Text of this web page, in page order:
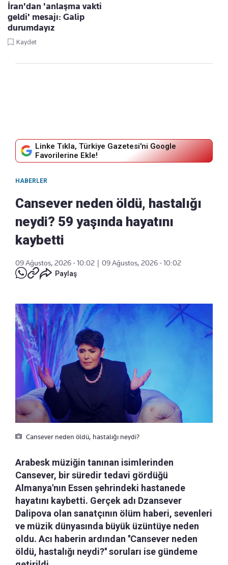
İran'dan 'anlaşma vakti
geldi' mesajı: Galip
durumdayız
Kaydet
Linke Tıkla, Türkiye Gazetesi'ni Google
Favorilerine Ekle!
HABERLER
Cansever neden öldü, hastalığı
neydi? 59 yaşında hayatını
kaybetti
09 Ağustos, 2026 - 10:02
09 Ağustos, 2026 - 10:02
Paylaş
Cansever neden öldü, hastalığı neydi?
Arabesk müziğin tanınan isimlerinden
Cansever, bir süredir tedavi gördüğü
Almanya'nın Essen şehrindeki hastanede
hayatını kaybetti. Gerçek adı Dzansever
Dalipova olan sanatçının ölüm haberi, sevenleri
ve müzik dünyasında büyük üzüntüye neden
oldu. Acı haberin ardından ''Cansever neden
öldü, hastalığı neydi?'' soruları ise gündeme